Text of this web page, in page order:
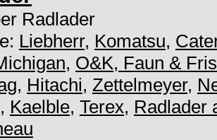
Radlader
Liebherr, Komatsu,
, O&K, Faun &
, Hitachi, Zettelmeyer,
, Kaelble, Terex, Radlader